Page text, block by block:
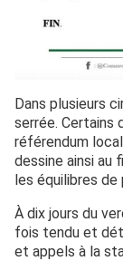
Dans plusieurs
serrée. Certains
référendum
dessine ainsi au
les équilibres de
À dix jours du
fois tendu et
et appels à la